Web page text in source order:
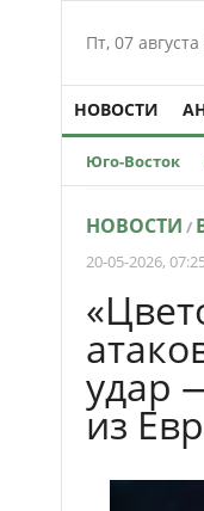
Пт, 07
НОВОСТИ
Юго-Восток
НОВОСТИ /
20-05-2026,
удар
из